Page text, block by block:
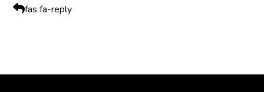
fas fa-reply